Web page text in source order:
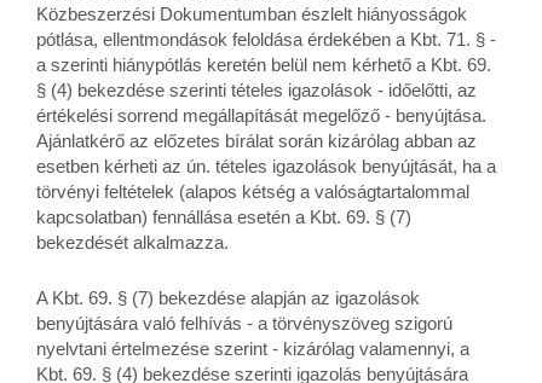
Közbeszerzési Dokumentumban észlelt hiányosságok
pótlása, ellentmondások feloldása érdekében a Kbt. 71. § -
a szerinti hiánypótlás keretén belül nem kérhető a Kbt. 69.
§ (4) bekezdése szerinti tételes igazolások - időelőtti, az
értékelési sorrend megállapítását megelőző - benyújtása.
Ajánlatkérő az előzetes bírálat során kizárólag abban az
esetben kérheti az ún. tételes igazolások benyújtását, ha a
törvényi feltételek (alapos kétség a valóságtartalommal
kapcsolatban) fennállása esetén a Kbt. 69. § (7)
bekezdését alkalmazza.
A Kbt. 69. § (7) bekezdése alapján az igazolások
benyújtására való felhívás - a törvényszöveg szigorú
nyelvtani értelmezése szerint - kizárólag valamennyi, a
Kbt. 69. § (4) bekezdése szerinti igazolás benyújtására